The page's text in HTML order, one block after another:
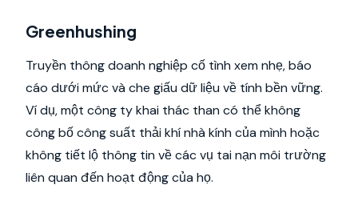
Greenhushing
Truyền thông doanh nghiệp cố tình xem nhẹ, báo
cáo dưới mức và che giấu dữ liệu về tính bền vững.
Ví dụ, một công ty khai thác than có thể không
công bố công suất thải khí nhà kính của mình hoặc
không tiết lộ thông tin về các vụ tai nạn môi trường
liên quan đến hoạt động của họ.